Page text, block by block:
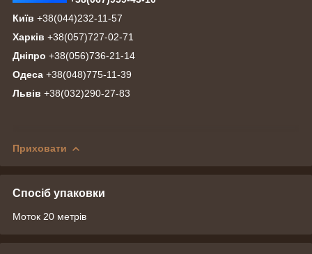
Київ +38(044)232-11-57
Харків +38(057)727-02-71
Дніпро +38(056)736-21-14
Одеса +38(048)775-11-39
Львів +38(032)290-27-83
Приховати
Спосіб упаковки
Моток 20 метрів